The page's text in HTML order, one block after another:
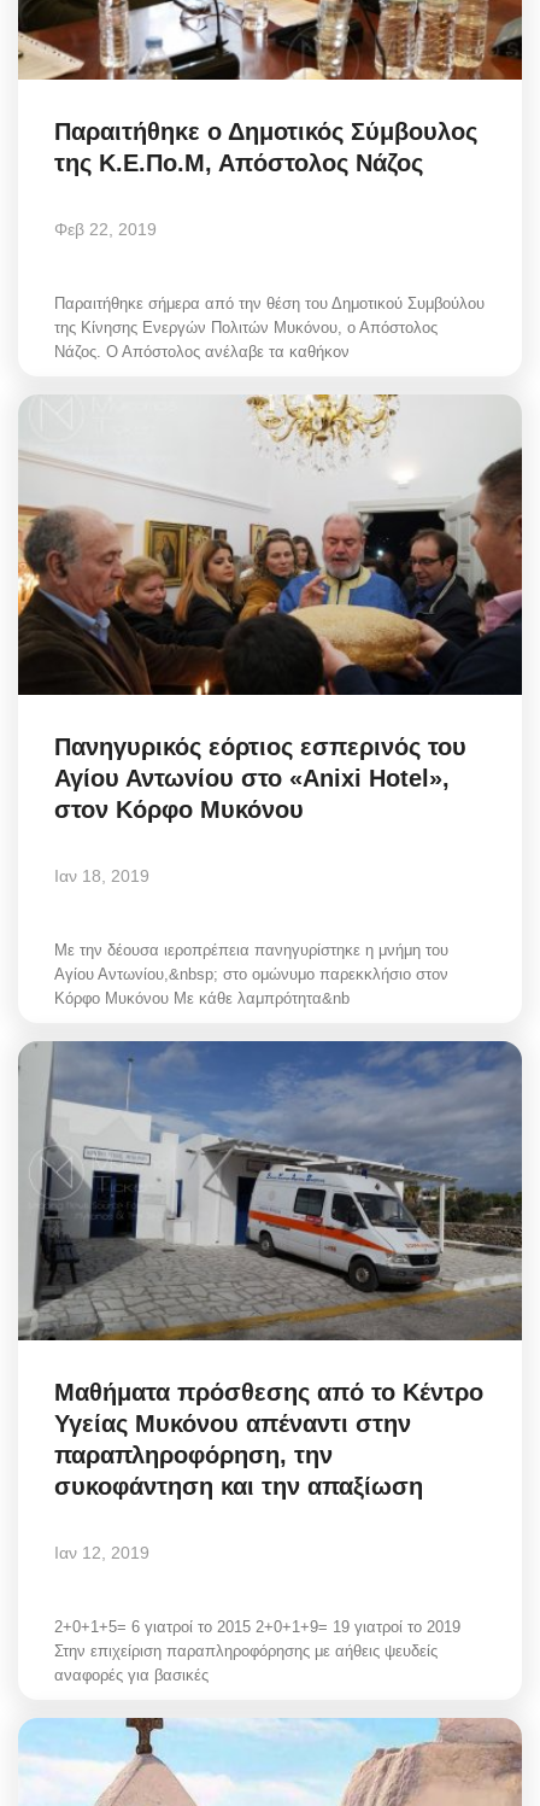
Παραιτήθηκε ο Δημοτικός Σύμβουλος
της Κ.Ε.Πο.Μ, Απόστολος Νάζος
Φεβ 22, 2019
Παραιτήθηκε σήμερα από την θέση του Δημοτικού Συμβούλου
της Κίνησης Ενεργών Πολιτών Μυκόνου, ο Απόστολος
Νάζος. Ο Απόστολος ανέλαβε τα καθήκον
Πανηγυρικός εόρτιος εσπερινός του
Αγίου Αντωνίου στο «Anixi Hotel»,
στον Κόρφο Μυκόνου
Ιαν 18, 2019
Με την δέουσα ιεροπρέπεια πανηγυρίστηκε η μνήμη του
Αγίου Αντωνίου,&nbsp; στο ομώνυμο παρεκκλήσιο στον
Κόρφο Μυκόνου Με κάθε λαμπρότητα&nb
Μαθήματα πρόσθεσης από το Κέντρο
Υγείας Μυκόνου απέναντι στην
παραπληροφόρηση, την
συκοφάντηση και την απαξίωση
Ιαν 12, 2019
2+0+1+5= 6 γιατροί το 2015 2+0+1+9= 19 γιατροί το 2019
Στην επιχείριση παραπληροφόρησης με αήθεις ψευδείς
αναφορές για βασικές